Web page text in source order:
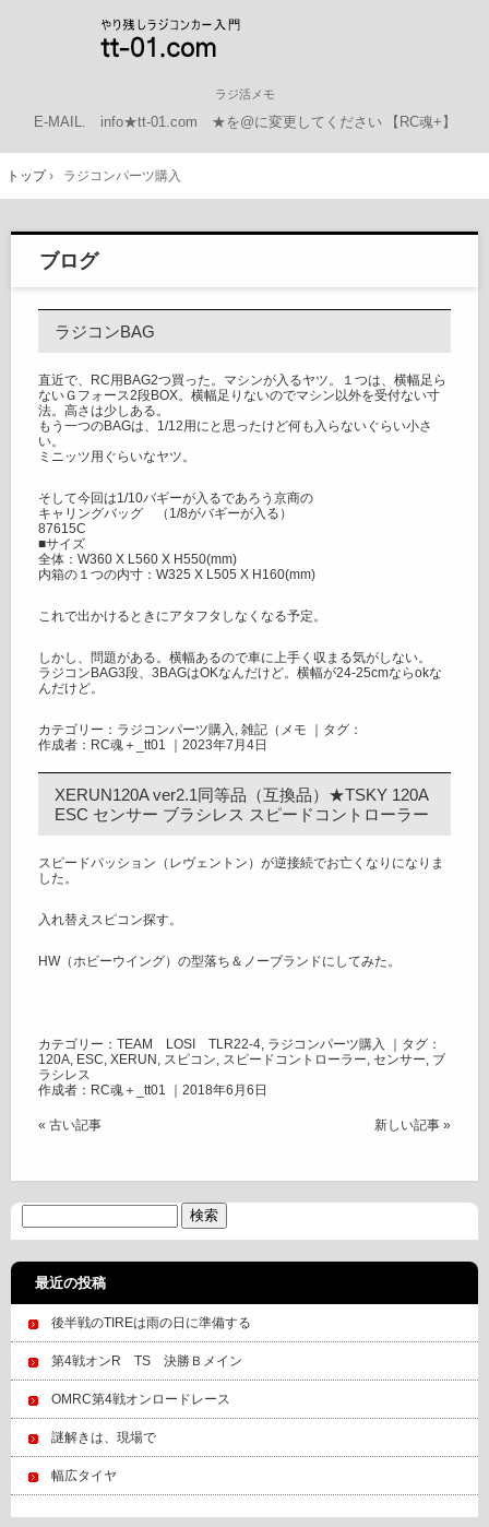
ラジ活メモ
E-MAIL. info★tt-01.com ★を@に変更してください 【RC魂+】
トップ› ラジコンパーツ購入
ブログ
ラジコンBAG
直近で、RC用BAG2つ買った。マシンが入るヤツ。１つは、横幅足ら
ないＧフォース2段BOX。横幅足りないのでマシン以外を受付ない寸
法。高さは少しある。
もう一つのBAGは、1/12用にと思ったけど何も入らないぐらい小さ
い。
ミニッツ用ぐらいなヤツ。
そして今回は1/10バギーが入るであろう京商の
キャリングバッグ （1/8がバギーが入る）
87615C
■サイズ
全体：W360 X L560 X H550(mm)
内箱の１つの内寸：W325 X L505 X H160(mm)
これで出かけるときにアタフタしなくなる予定。
しかし、問題がある。横幅あるので車に上手く収まる気がしない。
ラジコンBAG3段、3BAGはOKなんだけど。横幅が24-25cmならokな
んだけど。
カテゴリー： ラジコンパーツ購入 , 雑記（メモ ｜タグ：
作成者：RC魂＋_tt01 ｜2023年7月4日
XERUN120A ver2.1同等品（互換品）★TSKY 120A
ESC センサー ブラシレス スピードコントローラー
スピードパッション（レヴェントン）が逆接続でお亡くなりになりま
した。
入れ替えスピコン探す。
HW（ホビーウイング）の型落ち＆ノーブランドにしてみた。
カテゴリー： TEAM LOSI TLR22-4, ラジコンパーツ購入
｜タグ：
120A, ESC, XERUN , スピコン, スピードコントローラー, センサー, ブ
ラシレス
作成者：RC魂＋_tt01 ｜2018年6月6日
« 古い記事 新しい記事 »
最近の投稿
後半戦のTIREは雨の日に準備する
第4戦オンR TS 決勝Ｂメイン
OMRC第4戦オンロードレース
謎解きは、現場で
幅広タイヤ